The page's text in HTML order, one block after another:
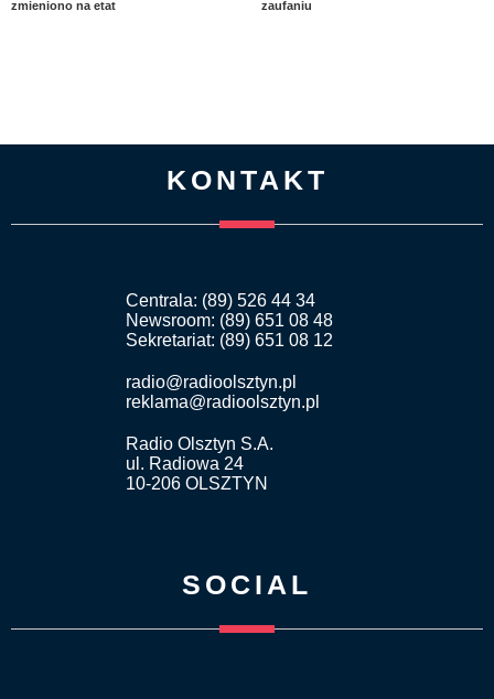
zmieniono na etat
zaufaniu
KONTAKT
Centrala: (89) 526 44 34
Newsroom: (89) 651 08 48
Sekretariat: (89) 651 08 12
radio@radioolsztyn.pl
reklama@radioolsztyn.pl
Radio Olsztyn S.A.
ul. Radiowa 24
10-206 OLSZTYN
SOCIAL